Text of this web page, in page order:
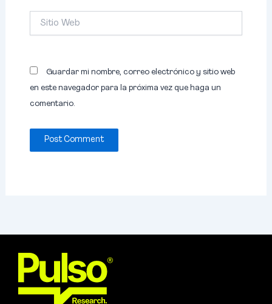
Web
Guardar mi nombre, correo electrónico y sitio web
en este navegador para la próxima vez que haga un
comentario.